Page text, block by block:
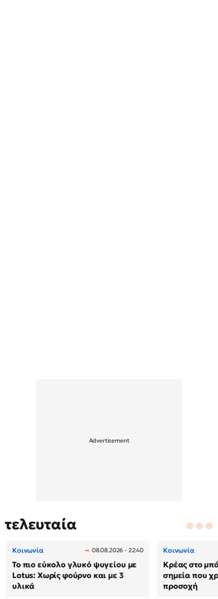
τελευταία
Κοινωνία 08.08.2026 - 22:40
Το πιο εύκολο γλυκό ψυγείου με
Lotus: Χωρίς φούρνο και με 3
υλικά
Κοινωνία
Κρέας στο
σημεία που
προσοχή